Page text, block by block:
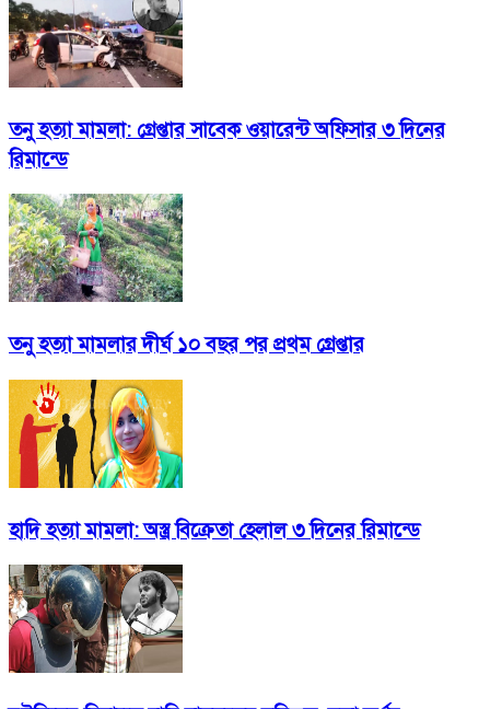
তনু হত্যা মামলা: গ্রেপ্তার সাবেক ওয়ারেন্ট অফিসার ৩ দিনের
রিমান্ডে
তনু হত্যা মামলার দীর্ঘ ১০ বছর পর প্রথম গ্রেপ্তার
হাদি হত্যা মামলা: অস্ত্র বিক্রেতা হেলাল ৩ দিনের রিমান্ডে